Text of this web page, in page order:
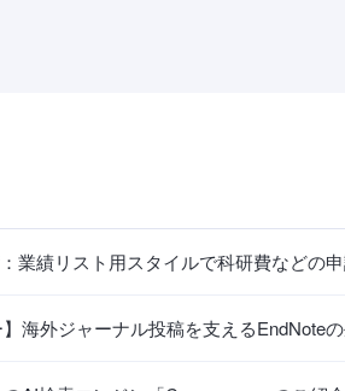
業績リスト用スタイルで科研費などの
】海外ジャーナル投稿を支えるEndNote